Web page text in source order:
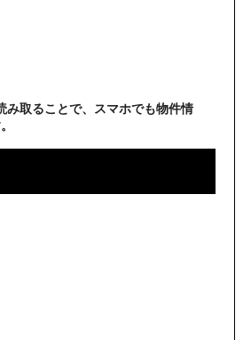
み取ることで、スマホでも物件情